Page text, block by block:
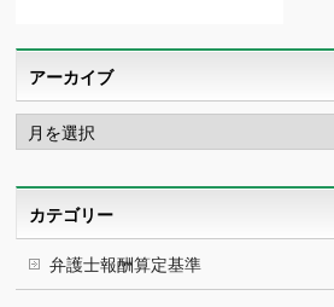
アーカイブ
ア
ー
カ
カテゴリー
弁護士報酬算定基準